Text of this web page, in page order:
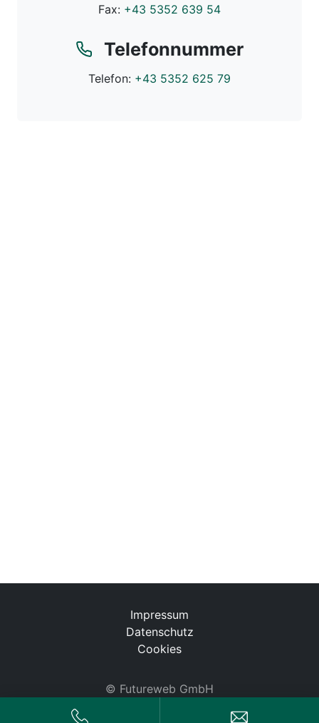
Fax: +43 5352 639 54
Telefonnummer
Telefon: +43 5352 625 79
Impressum
Datenschutz
Cookies
© Futureweb GmbH